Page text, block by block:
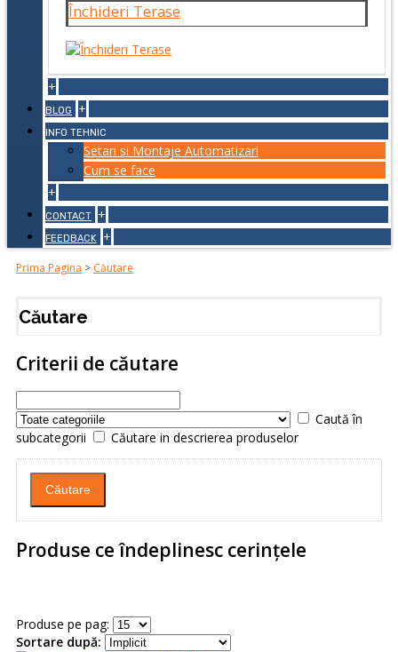
Închideri Terase
+
BLOG +
INFO TEHNIC
Setari si Montaje Automatizari
Cum se face
+
CONTACT +
FEEDBACK +
Prima Pagina > Căutare
Căutare
Criterii de căutare
Caută în
subcategorii
Căutare in descrierea produselor
Produse ce îndeplinesc cerinţele
Produse pe pag:
Sortare după: